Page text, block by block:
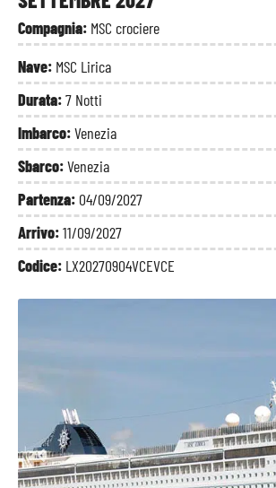
Compagnia: MSC crociere
Nave: MSC Lirica
Durata:7 Notti
Imbarco:Venezia
Sbarco:Venezia
Partenza: 04/09/2027
Arrivo:11/09/2027
Codice: LX20270904VCEVCE